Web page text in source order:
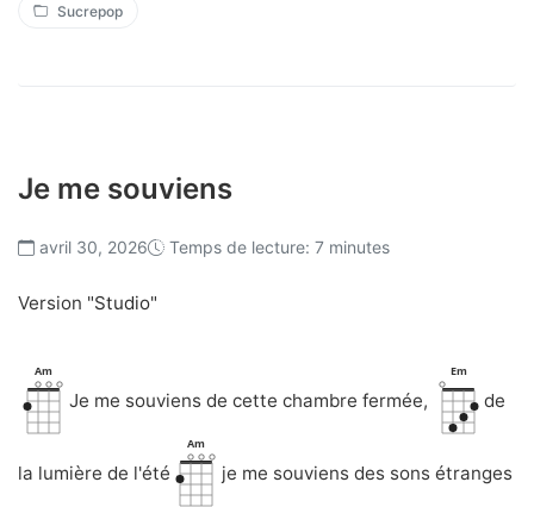
Sucrepop
Je me souviens
avril 30, 2026 Temps de lecture: 7 minutes
Version "Studio"
Am
Je me souviens de cette chambre fermée,
Em
de
la lumière de l'été
Am
je me souviens des sons étranges